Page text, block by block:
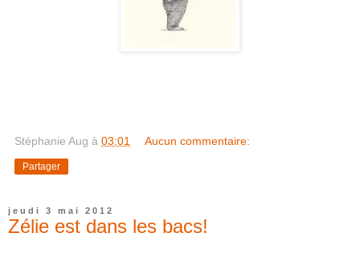
Stéphanie Aug à 03:01 Aucun commentaire:
Partager
jeudi 3 mai 2012
Zélie est dans les bacs!